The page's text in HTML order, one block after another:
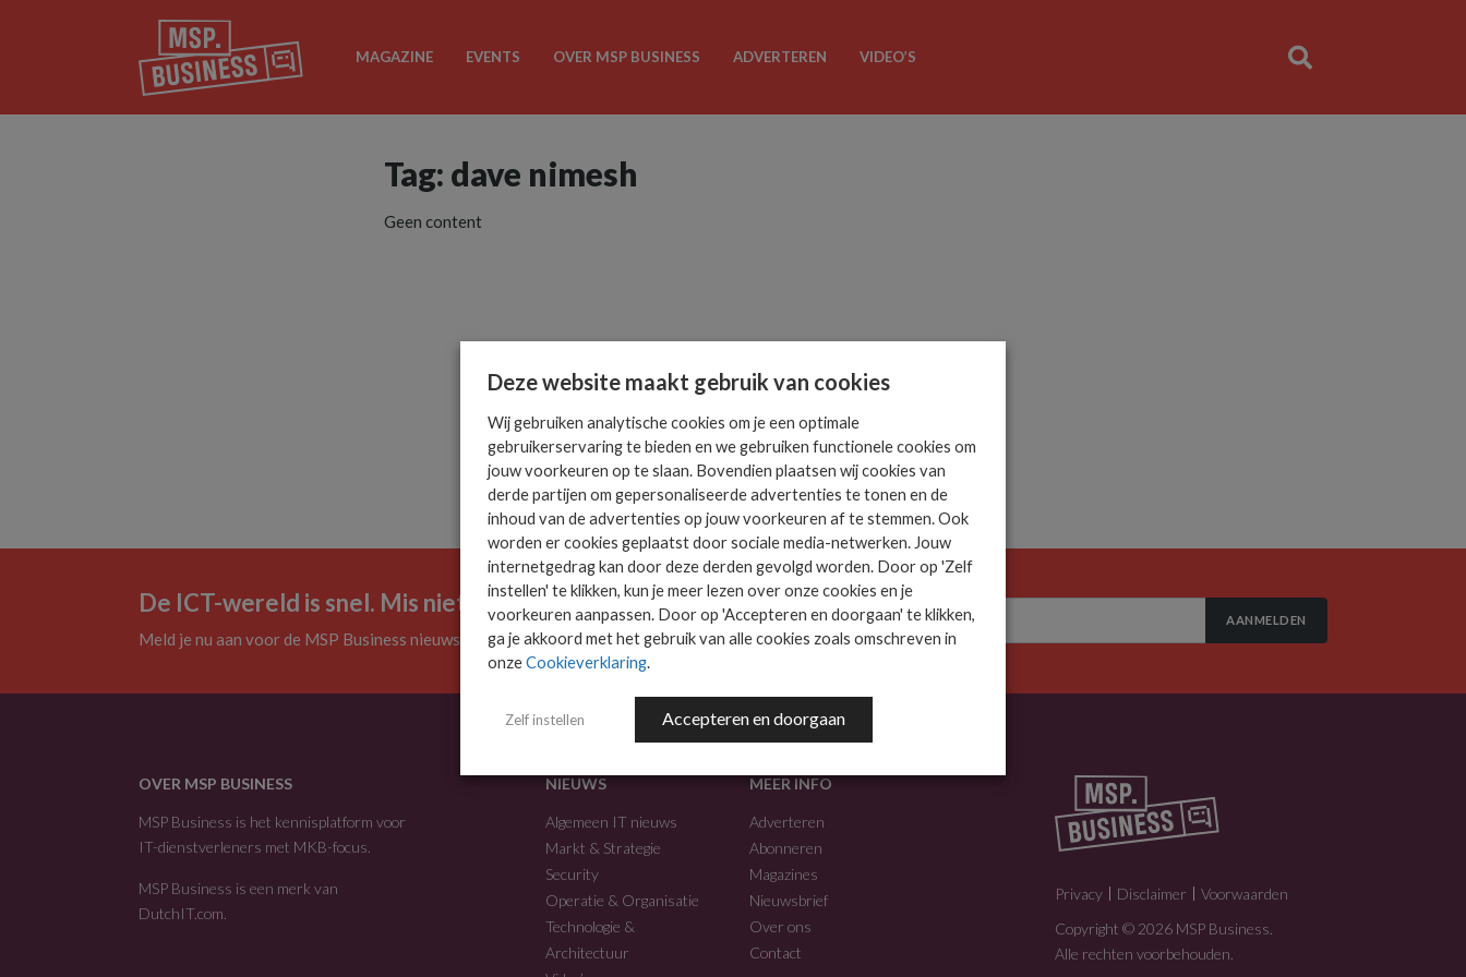
MAGAZINE EVENTS OVER MSP BUSINESS ADVERTEREN VIDEO’S
Tag: dave nimesh
Geen content
De ICT-wereld is snel. Mis niets.
Meld je nu aan voor de MSP Business nieuwsbrief.
AANMELDEN
OVER MSP BUSINESS
MSP Business is het kennisplatform voor
IT-dienstverleners met MKB-focus.
MSP Business is een merk van
DutchIT.com
NIEUWS
Algemeen IT nieuws
Markt & Strategie
Security
Operatie & Organisatie
Technologie &
Architectuur
MEER INFO
Adverteren
Abonneren
Magazines
Nieuwsbrief
Over ons
Contact
Privacy Disclaimer
Voorwaarden
Copyright © 2026 MSP Business.
Alle rechten voorbehouden.
Deze website maakt gebruik van cookies
Wij gebruiken analytische cookies om je een optimale
gebruikerservaring te bieden en we gebruiken functionele cookies om
jouw voorkeuren op te slaan. Bovendien plaatsen wij cookies van
derde partijen om gepersonaliseerde advertenties te tonen en de
inhoud van de advertenties op jouw voorkeuren af te stemmen. Ook
worden er cookies geplaatst door sociale media-netwerken. Jouw
internetgedrag kan door deze derden gevolgd worden. Door op 'Zelf
instellen' te klikken, kun je meer lezen over onze cookies en je
voorkeuren aanpassen. Door op 'Accepteren en doorgaan' te klikken,
ga je akkoord met het gebruik van alle cookies zoals omschreven in
onzeCookieverklaring.
Zelf instellen Accepteren en doorgaan